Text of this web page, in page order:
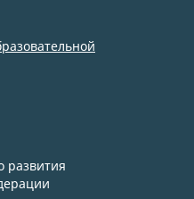
развития